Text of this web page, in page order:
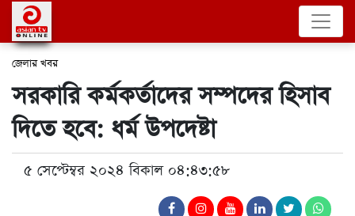
জেলার খবর
সরকারি কর্মকর্তাদের সম্পদের হিসাব
দিতে হবে: ধর্ম উপদেষ্টা
৫ সেপ্টেম্বর ২০২৪ বিকাল ০৪:৪৩:৫৮